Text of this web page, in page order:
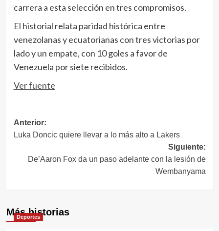
carrera a esta selección en tres compromisos.
El historial relata paridad histórica entre
venezolanas y ecuatorianas con tres victorias por
lado y un empate, con 10 goles a favor de
Venezuela por siete recibidos.
Ver fuente
Navegación
de
entradas
Anterior:
Luka Doncic quiere llevar a lo más alto a Lakers
Siguiente:
De’Aaron Fox da un paso adelante con la lesión de
Wembanyama
Más historias
Deportes